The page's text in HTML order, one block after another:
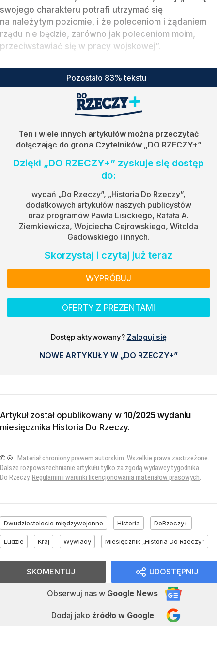
swojego charakteru potrafi utrzymać się
na należytym poziomie, i że poleceniom i żądaniem
rządu nie będzie, zarówno jak poleceniom moim,
przeciwstawiać się w pracy wojskowej”.
Pozostało 83% tekstu
Ten i wiele innych artykułów można przeczytać
dołączając do grona Czytelników „DO RZECZY+”
Dzięki „DO RZECZY+” zyskuje się dostęp
do:
wydań „Do Rzeczy”, „Historia Do Rzeczy”,
dodatkowych artykułów naszych publicystów
oraz programów Pawła Lisickiego, Rafała A.
Ziemkiewicza, Wojciecha Cejrowskiego, Witolda
Gadowskiego i innych.
Skorzystaj i czytaj już teraz
WYPRÓBUJ
OFERTY Z PREZENTAMI
Dostęp aktywowany? Zaloguj się
NOWE ARTYKUŁY W „DO RZECZY+”
Artykuł został opublikowany w 10/2025 wydaniu
miesięcznika Historia Do Rzeczy.
© ℗
Materiał chroniony prawem autorskim. Wszelkie prawa zastrzeżone.
Dalsze rozpowszechnianie artykułu tylko za zgodą wydawcy tygodnika
Do Rzeczy. Regulamin i warunki licencjonowania materiałów prasowych.
Dwudziestolecie międzywojenne Historia DoRzeczy+
Ludzie Kraj Wywiady Miesięcznik „Historia Do Rzeczy”
UDOSTĘPNIJ
Obserwuj nas w Google News
Dodaj jako źródło w Google
SKOMENTUJ